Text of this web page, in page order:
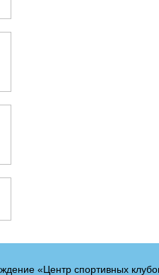
«Центр спортивных